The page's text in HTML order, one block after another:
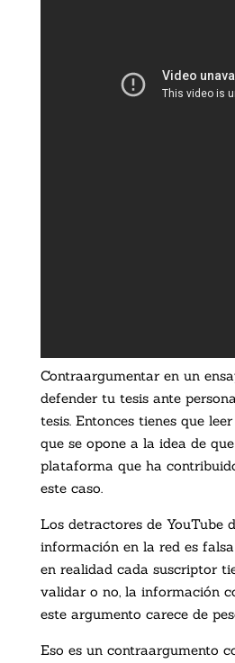
Contraargumentar en un
defender tu tesis ante
tesis. Entonces tienes que
que se opone a la idea de
plataforma que ha
este caso.
Los detractores de YouTube
información en la red es
en realidad cada suscriptor
validar o no, la información
este argumento carece de
Eso es un contraargumento